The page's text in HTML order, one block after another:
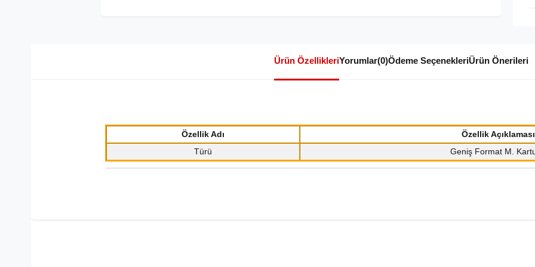
Ürün ÖzellikleriYorumlar(0)Ödeme SeçenekleriÜrün Önerileri
Özellik Adı
Özellik Açıklaması
Türü
Geniş Format M.